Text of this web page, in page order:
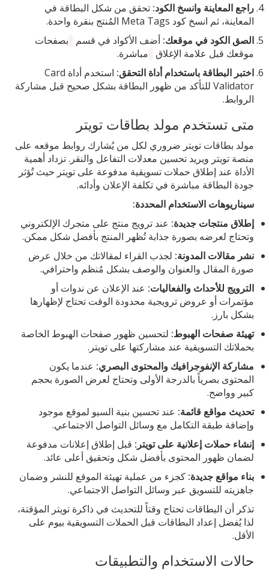
راجع المعاينة وانسخ الكود: تحقق من شكل البطاقة في
المعاينة، ثم انسخ كود Meta Tags المُنتج بنقرة واحدة.
الصق الكود في موقعك: أضف الأكواد في قسم
بصفحات
موقعك قبل علامة الإغلاق مباشرة.
اختبر البطاقة باستخدام أداة التحقق:
استخدم أداة Card
Validator للتأكد من ظهور البطاقة بشكل صحيح قبل مشاركة
الروابط.
متى تستخدم مولد بطاقات تويتر
مولد بطاقات تويتر ضروري لكل من يُشارك روابط موقعه على
منصة تويتر ويريد تحسين معدلات التفاعل والنقر. تزداد أهمية
الأداة عند إطلاق حملات تسويقية مدفوعة على تويتر حيث تُؤثر
جودة البطاقة مباشرة في تكلفة الإعلان وأدائه.
سيناريوهات الاستخدام المحددة:
إطلاق منتجات جديدة: عند ترويج منتج على متجرك الإلكتروني
وتحتاج لعرضه بصورة جذابة تُظهر المنتج بأفضل شكل ممكن.
نشر مقالات المدونة: لجذب القراء لمقالاتك من خلال عرض
صورة المقال والعنوان والوصف بشكل مُنظم واحترافي.
الترويج للأحداث والفعاليات: عند الإعلان عن ندوات أو
مؤتمرات أو عروض ترويجية محدودة الوقت تحتاج لإظهارها
بشكل بارز.
تهيئة صفحات الهبوط: لتحسين ظهور صفحات الهبوط الخاصة
بحملاتك التسويقية عند مشاركتها على تويتر.
مشاركة الإنفوجرافيك والمحتوى البصري: عندما يكون
المحتوى بصرياً بالدرجة الأولى وتحتاج لعرض الصورة بحجم
كبير وواضح.
تحديث مواقع قائمة: عند تحسين بنية السيو لموقع موجود
وإضافة طبقة التكامل مع وسائل التواصل الاجتماعي.
إنشاء حملات إعلانية على تويتر: قبل إطلاق إعلانات مدفوعة
لضمان ظهور المحتوى بأفضل شكل وتحقيق أعلى عائد.
بناء مواقع جديدة: كجزء من عملية تهيئة الموقع للنشر وضمان
جاهزيته للتسويق عبر وسائل التواصل الاجتماعي.
تذكر أن البطاقات تحتاج وقتاً للتحديث في ذاكرة تويتر المؤقتة،
لذا يُفضل إعداد البطاقات قبل الحملات التسويقية بيوم على
الأقل.
حالات الاستخدام والتطبيقات